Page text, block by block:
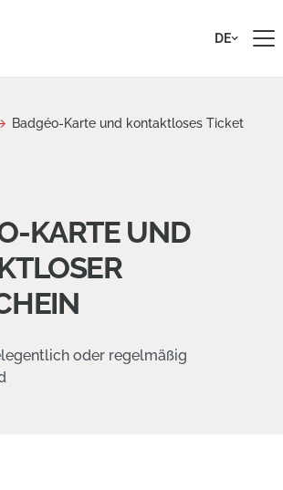
DE
Badgéo-Karte und kontaktloses Ticket
KARTE UND
oder regelmäßig